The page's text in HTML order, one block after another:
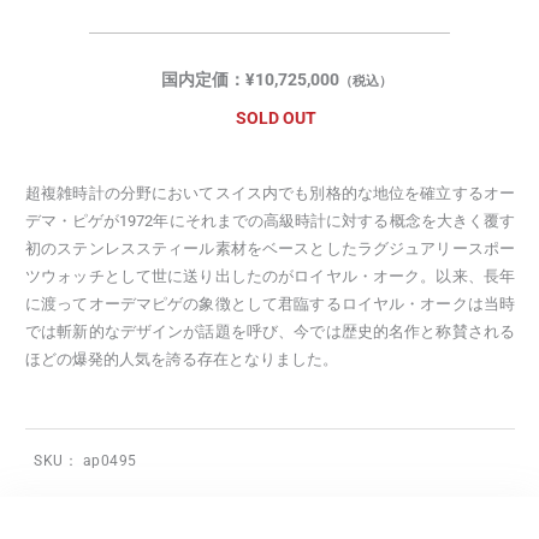
国内定価： ¥10,725,000（税込）
SOLD OUT
超複雑時計の分野においてスイス内でも別格的な地位を確立するオー
デマ・ピゲが1972年にそれまでの高級時計に対する概念を大きく覆す
初のステンレススティール素材をベースとしたラグジュアリースポー
ツウォッチとして世に送り出したのがロイヤル・オーク。以来、長年
に渡ってオーデマピゲの象徴として君臨するロイヤル・オークは当時
では斬新的なデザインが話題を呼び、今では歴史的名作と称賛される
ほどの爆発的人気を誇る存在となりました。
SKU： ap0495